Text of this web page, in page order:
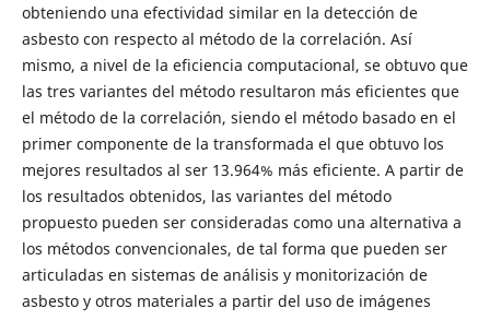
obteniendo una efectividad similar en la detección de
asbesto con respecto al método de la correlación. Así
mismo, a nivel de la eficiencia computacional, se obtuvo que
las tres variantes del método resultaron más eficientes que
el método de la correlación, siendo el método basado en el
primer componente de la transformada el que obtuvo los
mejores resultados al ser 13.964% más eficiente. A partir de
los resultados obtenidos, las variantes del método
propuesto pueden ser consideradas como una alternativa a
los métodos convencionales, de tal forma que pueden ser
articuladas en sistemas de análisis y monitorización de
asbesto y otros materiales a partir del uso de imágenes